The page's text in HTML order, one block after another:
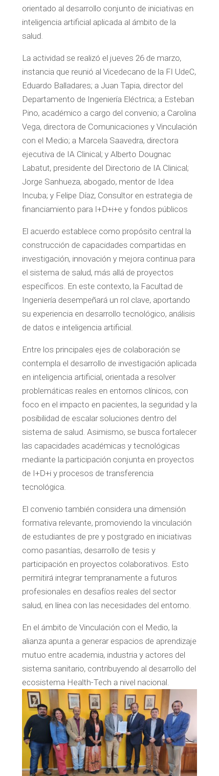
orientado al desarrollo conjunto de iniciativas en
inteligencia artificial aplicada al ámbito de la
salud.
La actividad se realizó el jueves 26 de marzo,
instancia que reunió al Vicedecano de la FI UdeC,
Eduardo Balladares; a Juan Tapia, director del
Departamento de Ingeniería Eléctrica; a Esteban
Pino, académico a cargo del convenio; a Carolina
Vega, directora de Comunicaciones y Vinculación
con el Medio; a Marcela Saavedra, directora
ejecutiva de IA Clinical; y Alberto Dougnac
Labatut, presidente del Directorio de IA Clinical;
Jorge Sanhueza, abogado, mentor de Idea
Incuba; y Felipe Díaz, Consultor en estrategia de
financiamiento para I+D+i+e y fondos públicos
El acuerdo establece como propósito central la
construcción de capacidades compartidas en
investigación, innovación y mejora continua para
el sistema de salud, más allá de proyectos
específicos. En este contexto, la Facultad de
Ingeniería desempeñará un rol clave, aportando
su experiencia en desarrollo tecnológico, análisis
de datos e inteligencia artificial.
Entre los principales ejes de colaboración se
contempla el desarrollo de investigación aplicada
en inteligencia artificial, orientada a resolver
problemáticas reales en entornos clínicos, con
foco en el impacto en pacientes, la seguridad y la
posibilidad de escalar soluciones dentro del
sistema de salud. Asimismo, se busca fortalecer
las capacidades académicas y tecnológicas
mediante la participación conjunta en proyectos
de I+D+i y procesos de transferencia
tecnológica.
El convenio también considera una dimensión
formativa relevante, promoviendo la vinculación
de estudiantes de pre y postgrado en iniciativas
como pasantías, desarrollo de tesis y
participación en proyectos colaborativos. Esto
permitirá integrar tempranamente a futuros
profesionales en desafíos reales del sector
salud, en línea con las necesidades del entorno.
En el ámbito de Vinculación con el Medio, la
alianza apunta a generar espacios de aprendizaje
mutuo entre academia, industria y actores del
sistema sanitario, contribuyendo al desarrollo del
ecosistema Health-Tech a nivel nacional.